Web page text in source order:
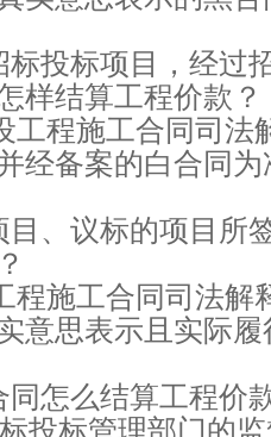
标投标项目，经过
样结算工程价款？
工程施工合同司法
经备案的白合同
目、议标的项目所
程施工合同司法解
意思表示且实际
同怎么结算工程价
投标管理部门的